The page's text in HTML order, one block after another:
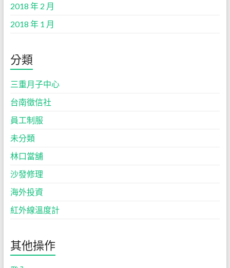
2018 年 2 月
2018 年 1 月
分類
三重月子中心
台南徵信社
員工制服
未分類
林口當舖
沙發修理
海外投資
紅外線溫度計
其他操作